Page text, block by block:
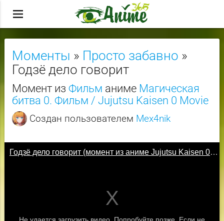
menu
Моменты » Просто забавно »
Годзё дело говорит
Момент из Фильм аниме Магическая
битва 0. Фильм / Jujutsu Kaisen 0 Movie
Создан пользователем Mex4nik